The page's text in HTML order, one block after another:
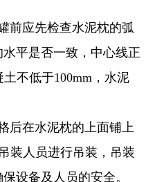
前应先检查水泥枕的弧
平是否一致，中心线正
不低于100mm，水泥
后在水泥枕的上面铺上
装人员进行吊装，吊装
设备及人员的安全。